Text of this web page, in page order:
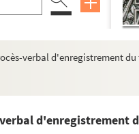
verbal d'enregistrement
d'enregistrement